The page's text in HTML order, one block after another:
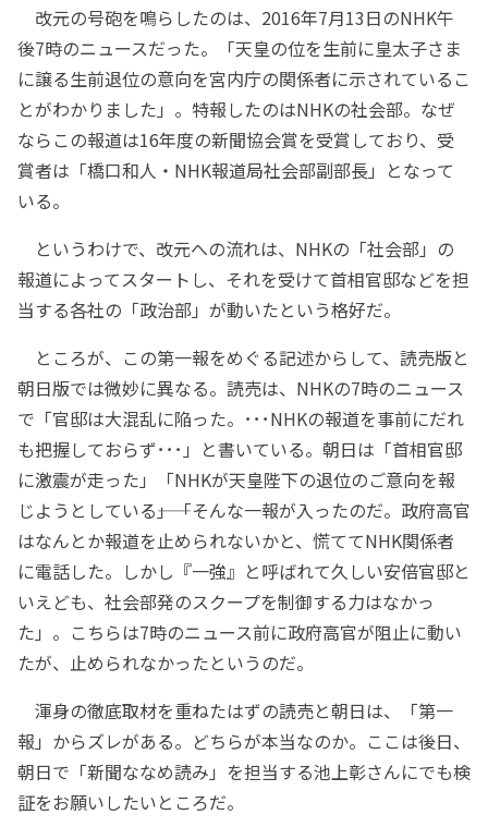
改元の号砲を鳴らしたのは、2016年7月13日のNHK午
後7時のニュースだった。「天皇の位を生前に皇太子さま
に譲る生前退位の意向を宮内庁の関係者に示されているこ
とがわかりました」。特報したのはNHKの社会部。なぜ
ならこの報道は16年度の新聞協会賞を受賞しており、受
賞者は「橋口和人・NHK報道局社会部副部長」となって
いる。
というわけで、改元への流れは、NHKの「社会部」の
報道によってスタートし、それを受けて首相官邸などを担
当する各社の「政治部」が動いたという格好だ。
ところが、この第一報をめぐる記述からして、読売版と
朝日版では微妙に異なる。読売は、NHKの7時のニュース
で「官邸は大混乱に陥った。･･･NHKの報道を事前にだれ
も把握しておらず･･･」と書いている。朝日は「首相官邸
に激震が走った」「NHKが天皇陛下の退位のご意向を報
じようとしている――」「そんな一報が入ったのだ。政府高官
はなんとか報道を止められないかと、慌ててNHK関係者
に電話した。しかし『一強』と呼ばれて久しい安倍官邸と
いえども、社会部発のスクープを制御する力はなかっ
た」。こちらは7時のニュース前に政府高官が阻止に動い
たが、止められなかったというのだ。
渾身の徹底取材を重ねたはずの読売と朝日は、「第一
報」からズレがある。どちらが本当なのか。ここは後日、
朝日で「新聞ななめ読み」を担当する池上彰さんにでも検
証をお願いしたいところだ。